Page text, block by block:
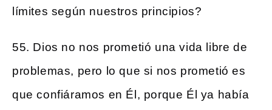
límites según nuestros principios?
55. Dios no nos prometió una vida libre de
problemas, pero lo que si nos prometió es
que confiáramos en Él, porque Él ya había